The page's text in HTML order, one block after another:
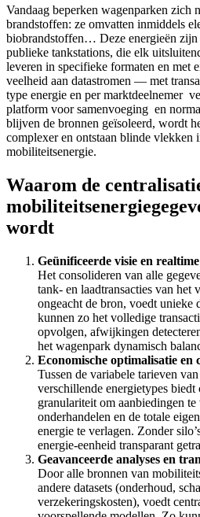
Vandaag beperken wagenparken zich
brandstoffen: ze omvatten inmiddels
biobrandstoffen… Deze energieën
publieke tankstations, die elk
leveren in specifieke formaten en met
veelheid aan datastromen — met
type energie en permarktdeelnemer
platform voorsamenvoeging en
blijven de bronnen geïsoleerd, wordt
complexer en ontstaan blinde vlekken
mobiliteitsenergie.
Waarom de
wordt
Geünificeerde visie en
Het consolideren van alle
tank- en laadtransacties van het
ongeacht de bron, voedt unieke
kunnen zo het volledige
opvolgen, afwijkingen
het wagenpark dynamisch
Economische optimalisatie en
Tussen de variabele tarieven
verschillende energietypes
granulariteit om aanbiedingen
onderhandelen en de totale
energie te verlagen. Zonder
energie-eenheid transparant
Geavanceerde analyses en
Door alle bronnen van
andere datasets (onderhoud,
verzekeringskosten), voedt